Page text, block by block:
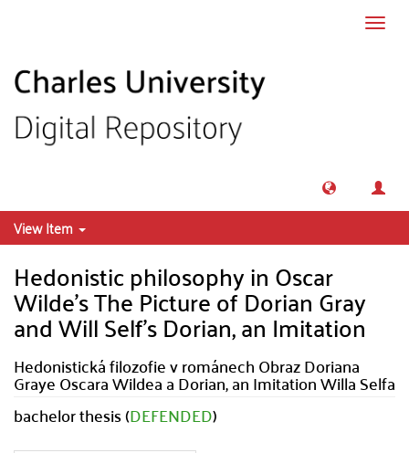
View Item
Hedonistic philosophy in Oscar
Wilde's The Picture of Dorian Gray
and Will Self's Dorian, an Imitation
Hedonistická filozofie v románech Obraz Doriana
Graye Oscara Wildea a Dorian, an Imitation Willa Selfa
bachelor thesis (DEFENDED)